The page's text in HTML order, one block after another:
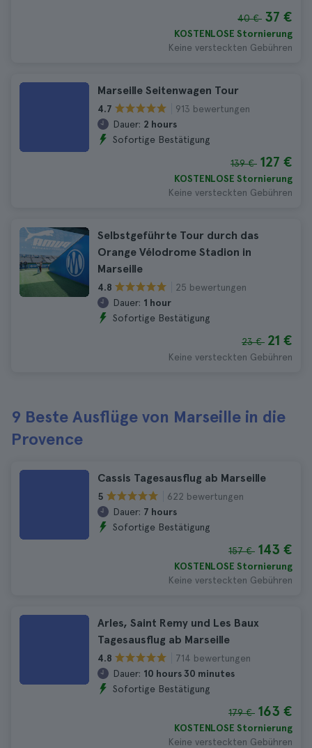
40 € 37 €
KOSTENLOSE Stornierung
Keine versteckten Gebühren
Marseille Seitenwagen Tour
4.7
913 bewertungen
Dauer: 2 hours
Sofortige Bestätigung
139 € 127 €
KOSTENLOSE Stornierung
Keine versteckten Gebühren
Selbstgeführte Tour durch das
Orange Vélodrome Stadion in
Marseille
4.8
25 bewertungen
Dauer: 1 hour
Sofortige Bestätigung
23 € 21 €
Keine versteckten Gebühren
9 Beste Ausflüge von Marseille in die
Provence
Cassis Tagesausflug ab Marseille
5
622 bewertungen
Dauer: 7 hours
Sofortige Bestätigung
157 € 143 €
KOSTENLOSE Stornierung
Keine versteckten Gebühren
Arles, Saint Remy und Les Baux
Tagesausflug ab Marseille
4.8
714 bewertungen
Dauer: 10 hours 30 minutes
Sofortige Bestätigung
179 € 163 €
KOSTENLOSE Stornierung
Keine versteckten Gebühren